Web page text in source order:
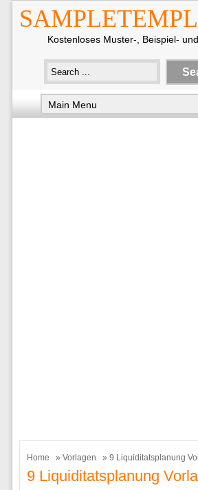
Kostenloses Muster-, Beispiel-
Home » Vorlagen » 9 Liquiditatsplanung
9 Liquiditatsplanung